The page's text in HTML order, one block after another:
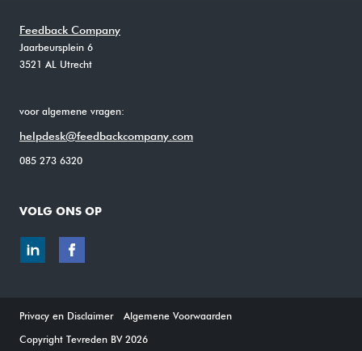
Feedback Company
Jaarbeursplein 6
3521 AL Utrecht
voor algemene vragen:
helpdesk@feedbackcompany.com
085 273 6320
VOLG ONS OP
Privacy en Disclaimer Algemene Voorwaarden
Copyright Tevreden BV 2026